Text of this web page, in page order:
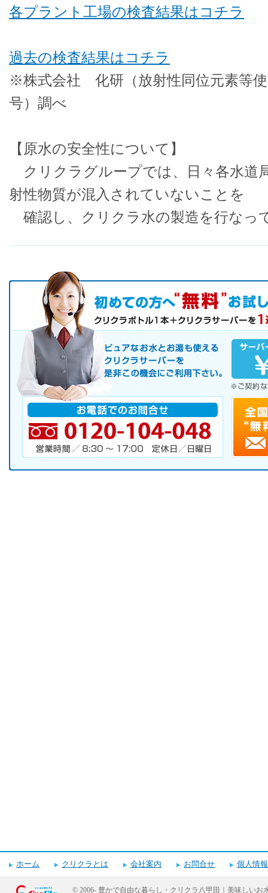
各プラント工場の検査結果はコチラ
過去の検査結果はコチラ
※株式会社 化研（放射性同位元素等使
号）調べ
【原水の安全性について】
クリクラグループでは、日々各水道
射性物質が混入されていないことを
確認し、クリクラ水の製造を行なっ
初めての方へ キャンペーン実施中！
お気軽にお申し込み下さい。
ピュアなお水とお湯も使えるクリクラサーバーを是非この機会にご
サーバレンタル
ご自宅まで配送
※ご契約なさらなくても結構です。
お電話でのお問合せ
ホーム クリクラとは 会社案内 お問合せ 個人情
© 2006- 豊かで自由な暮らし・クリクラ八甲田｜美味しいお